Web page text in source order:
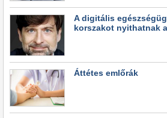
A digitális
korszakot nyithatnak
Áttétes emlőrák